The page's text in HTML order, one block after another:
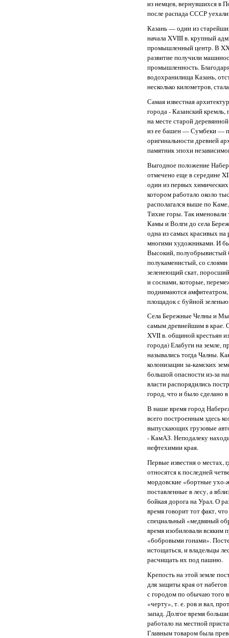
из немцев, вернувшихся в
после распада СССР
Казань — один из
начала XVIII в. крупный
промышленный центр. В XX
развитие получили
промышленность.
водохранилища Казань,
несколько километров,
Самая известная
города - Казанский
на месте старой
из ее башен — Сумбеки —
оригинальности древней
памятник эпохи
Выгодное положение
отмечено еще в середине
один из первых
котором работало около
располагался выше по
Тихие горы. Так именовали
Камы и Волги до села
одна из самых красивых на
многими художниками. И
Высокий, полуобрывистый
полукаменистый, со слоями
зеленеющий скат,
и соснами, которые,
поднимаются
площадок с буйной
Села Бережные Челны и
самым древнейшим в крае.
XVII в. общиной крестьян
города) Елабуги на земле,
назывались тогда Чалны.
колонизации за-камских
большой опасности из-за
власти распорядились
город, что и было сделано
В наше время город
всего построенным здесь
выпускающих грузовые
- КамАЗ. Неподалеку
нефтехимии края.
Первые известия о местах,
относятся к последней
мордовские «бортные ухо-
поставленные в лесу, а
бойкая дорога на Урал. О
время говорит тот факт,
специальный «медвяный
время изобиловали
«бобровыми гонами».
истощаться, и владельцы
расчищать их под пашню.
Крепость на этой земле
для защиты края от
с городом по обычаю того
«черту», т. е. ров и вал,
запад. Долгое время
работало на местной
Главным товаром была